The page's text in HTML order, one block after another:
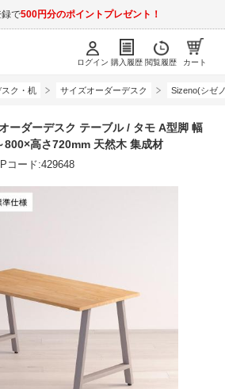
で500円分のポイントプレゼント！
ログイン 購入履歴 閲覧履歴 カート
スク・机 サイズオーダーデスク Sizeno(シゼ
ーダーデスク テーブル / タモ A型脚 幅
800×高さ720mm 天然木 集成材
Pコード:429648